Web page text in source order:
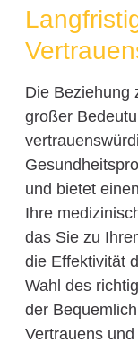
Die Beziehung
großer
und bietet
Ihre
das Sie zu
die Effektivität
Wahl des
der
Vertrauens